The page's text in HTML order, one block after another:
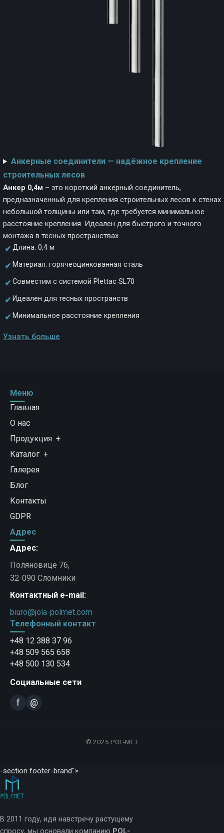
Анкерные соединители — надёжное крепление
строительных лесов
Анкер 0,4м – это короткий анкерный соединитель,
предназначенный для крепления строительных лесов к стенах
небольшой толщины или там, где требуется минимальное
расстояние крепления. Идеален для быстрого и точного
монтажа в тесных пространствах.
✔ Длина: 0,4 м
✔ Материал: горячеоцинкованная сталь
✔ Совместим с системой Plettac SL70
✔ Идеален для тесных пространств
✔ Минимальное расстояние крепления
Узнать больше
Меню
Главная
О нас
Продукция
Каталог
Галерея
Блог
Контакты
GDPR
Адрес
Адрес:
Поляновице 76,
32-090 Сломники
Контактный e-mail:
biuro@jola-polmet.com
Телефонный контакт
+48 12 388 37 96
+48 509 565 658
+48 500 130 534
Социальные сети
f @
© 2025 POL-MET
-section footer-brand">
В 2011 году, идя навстречу растущему
спросу, мы основали компанию POL-